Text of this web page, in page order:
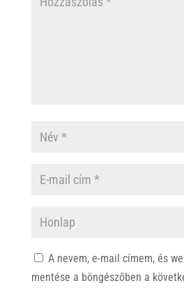
A nevem, e-mail címem, és
mentése a böngészőben a